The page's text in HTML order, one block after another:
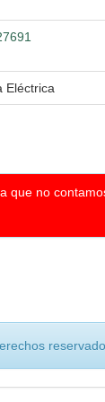
Eléctrica
no